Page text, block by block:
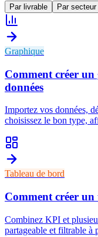
Par livrable Par secteur
Graphique
Comment créer
données
Importez vos données,
choisissez le bon type,
Tableau de bord
Comment créer
Combinez KPI et
partageable et filtrable à